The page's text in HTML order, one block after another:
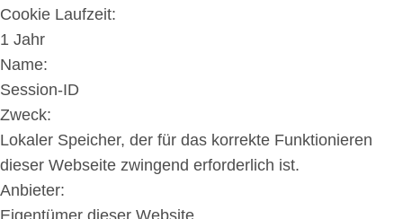
Cookie Laufzeit:
1 Jahr
Name:
Session-ID
Zweck:
Lokaler Speicher, der für das korrekte Funktionieren
dieser Webseite zwingend erforderlich ist.
Anbieter:
Eigentümer dieser Website